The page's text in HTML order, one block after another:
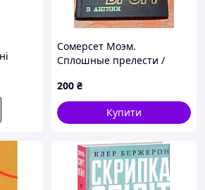
на подарунок або підійдуть на
замовлення можна різними
картку "Приватбанка", оформивши
предоплаті
Сомерсет Моэм.
Сплошные прелести /
200 ₴
Купити